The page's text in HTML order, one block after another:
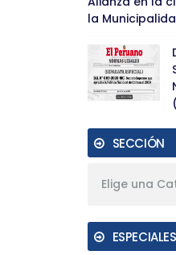
la
SECCIÓN
Elige una
ESPECIALES